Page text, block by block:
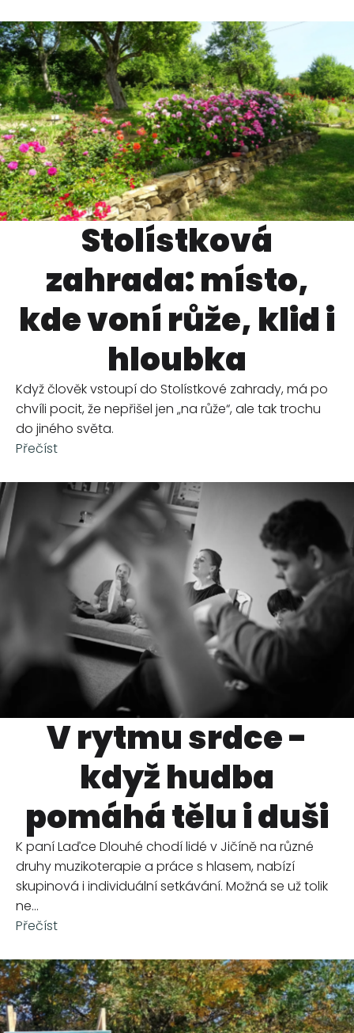
Stolístková
zahrada: místo,
kde voní růže, klid i
hloubka
Když člověk vstoupí do Stolístkové zahrady, má po
chvíli pocit, že nepřišel jen „na růže“, ale tak trochu
do jiného světa.
Přečíst
V rytmu srdce -
když hudba
pomáhá tělu i duši
K paní Laďce Dlouhé chodí lidé v Jičíně na různé
druhy muzikoterapie a práce s hlasem, nabízí
skupinová i individuální setkávání. Možná se už tolik
ne...
Přečíst